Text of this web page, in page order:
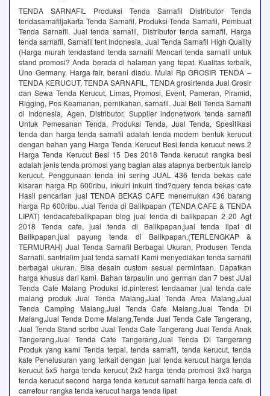
TENDA SARNAFIL Produksi Tenda Sarnafil Distributor Tenda
tendasarnafiljakarta Tenda Sarnafil, Produksi Tenda Sarnafil, Pembuat
Tenda Sarnafil, Jual tenda sarnafil, Distributor tenda sarnafil, Harga
tenda sarnafil, Sarnafil tent Indonesia, Jual Tenda Sarnafil High Quality
(Harga murah tendastand tenda sarnafil Mencari tenda sarnafil untuk
stand promosi? Anda berada di halaman yang tepat. Kualitas terbaik,
Uno Germany. Harga fair, berani diadu. Mulai Rp GROSIR TENDA –
TENDA KERUCUT, TENDA SARNAFIL, TENDA grosirtenda Jual Grosir
dan Sewa Tenda Kerucut, Limas, Promosi, Event, Pameran, Piramid,
Rigging, Pos Keamanan, pernikahan, sarnafil. Jual Beli Tenda Sarnafil
di Indonesia, Agen, Distributor, Supplier indonetwork tenda sarnafil
Untuk Pemesanan Tenda, Produksi Tenda, Jual Tenda, Spesifikasi
tenda dan harga tenda sarnafil adalah tenda modern bentuk kerucut
dengan bahan yang Harga Tenda Kerucut Besi tenda kerucut news 2
Harga Tenda Kerucut Besi 15 Des 2018 Tenda kerucut rangka besi
adalah jenis tenda promosi yang bagian atas atapnya berbentuk lancip
kerucut. Penggunaan tenda ini sering JUAL 436 tenda bekas cafe
kisaran harga Rp 600ribu, inkuiri inkuiri find?query tenda bekas cafe
Hasil pencarian jual TENDA BEKAS CAFE menemukan 436 barang
harga Rp 600ribu. Jual Tenda di Balikpapan (TENDA CAFE & TENDA
LIPAT) tendacafebalikpapan blog jual tenda di balikpapan 2 20 Agt
2018 Tenda cafe, jual tenda di Balikpapan,jual tenda lipat di
Balikpapan,jual payung tenda di Balikpapan,(TERLENGKAP &
TERMURAH) Jual Tenda Sarnafil Berbagai Ukuran, Produsen Tenda
Sarnafil. santrialim jual tenda sarnafil Kami menyediakan tenda sarnafil
berbagai ukuran. BIsa desain custom sesuai permintaan. Dapatkan
harga khusus dari kami. Bahan tarpaulin uno german dan 7 best JUal
Tenda Cafe Malang Produksi id.pinterest tendaamar jual tenda cafe
malang produk Jual Tenda Malang,Jual Tenda Area Malang,Jual
Tenda Camping Malang,Jual Tenda Cafe Malang,Jual Tenda Di
Malang,Jual Tenda Dome Malang,Tenda Jual Tenda Cafe Tangerang,
Jual Tenda Stand scribd Jual Tenda Cafe Tangerang Jual Tenda Anak
Tangerang,Jual Tenda Cafe Tangerang,Jual Tenda Di Tangerang
Produk yang kami Tenda terpal, tenda sarnafil, tenda kerucut, tenda
kafe Penelusuran yang terkait dengan jual tenda kerucut harga tenda
kerucut 5x5 harga tenda kerucut 2x2 harga tenda promosi 3x3 harga
tenda kerucut second harga tenda kerucut sarnafil harga tenda cafe di
carrefour rangka tenda kerucut harga tenda lipat